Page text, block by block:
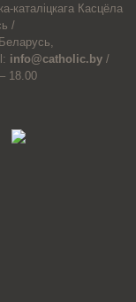
каталіцкага Касцёла
/
info@catholic.by /
18.00